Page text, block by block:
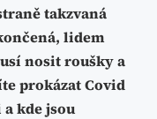
takzvaná
lidem
nosit roušky a
prokázat Covid
kde jsou